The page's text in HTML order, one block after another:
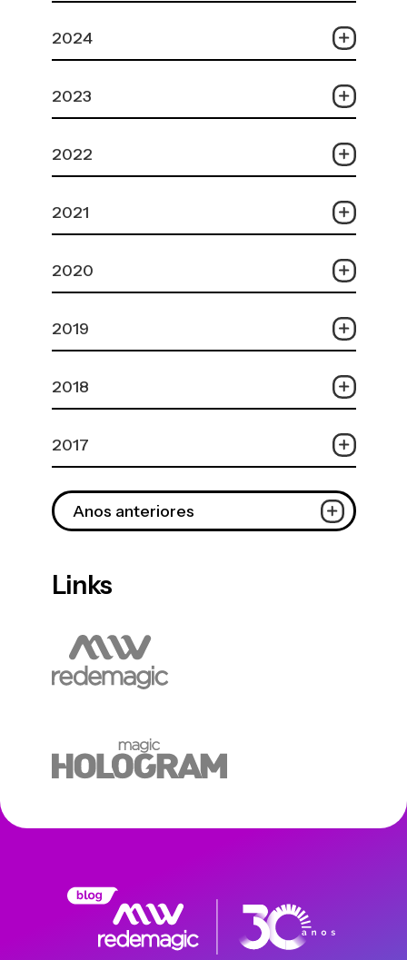
2024
2023
2022
2021
2020
2019
2018
2017
Anos anteriores
Links